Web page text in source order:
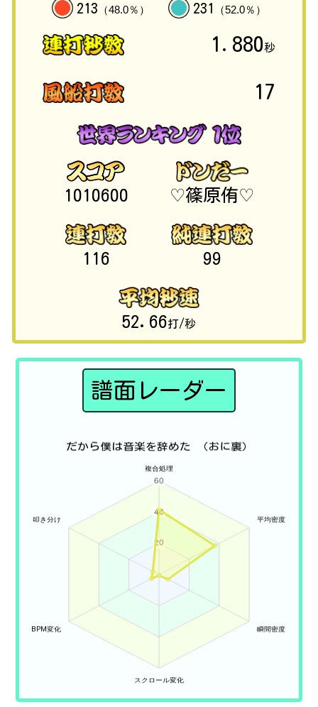
213 （48.0％） 231 （52.0％）
1.880秒
17
1010600 ♡篠原侑♡
116 99
52.66打/秒
譜面レーダー